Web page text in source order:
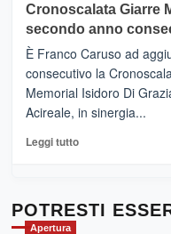
tra
sapori
vicoli
medievali
Mondello
(Palermo)
–
“E
adesso
Pasta
–
Sicilia
l’
evento
Cronoscalata Giarre
secondo anno
È Franco Caruso ad
consecutivo la
Memorial Isidoro Di
Acireale, in sinergia...
Leggi tuttoLeggi
Cronoscalata
POTRESTI
Apertura